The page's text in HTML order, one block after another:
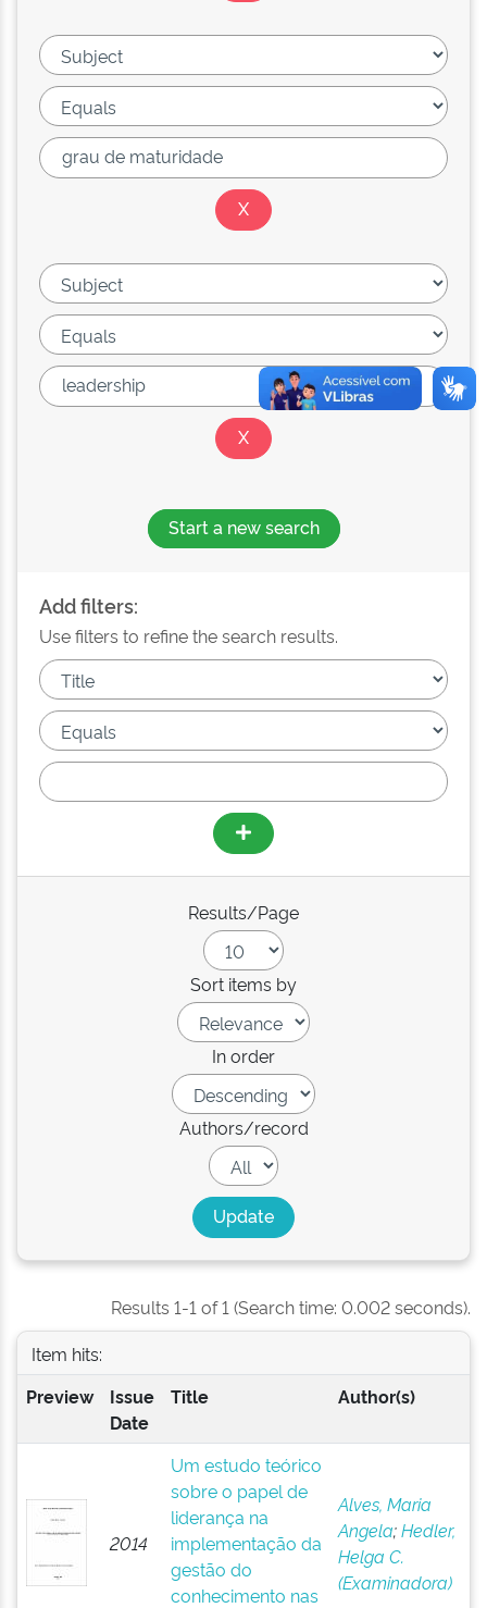
Start a new search
Add filters:
Use filters to refine the search results.
Results/Page
Sort items by
In order
Authors/record
Results 1-1 of 1 (Search time: 0.002 seconds).
Item hits:
Preview
Issue
Date
Title Author(s)
2014
Um estudo teórico
sobre o papel de
liderança na
implementação da
gestão do
conhecimento nas
Alves, Maria
Angela;Hedler,
Helga C.
(Examinadora)